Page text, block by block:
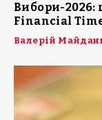
Вибори-2026:
Financial
Валерій